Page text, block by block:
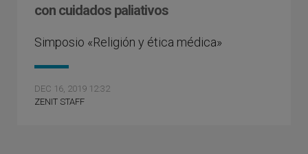
con cuidados paliativos
Simposio «Religión y ética médica»
DEC 16, 2019 12:32
ZENIT STAFF